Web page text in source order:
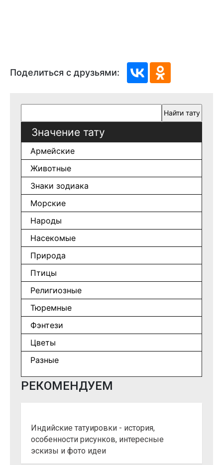
Поделиться с друзьями:
Значение тату
Армейские
Животные
Знаки зодиака
Морские
Народы
Насекомые
Природа
Птицы
Религиозные
Тюремные
Фэнтези
Цветы
Разные
РЕКОМЕНДУЕМ
Индийские татуировки - история,
особенности рисунков, интересные
эскизы и фото идеи